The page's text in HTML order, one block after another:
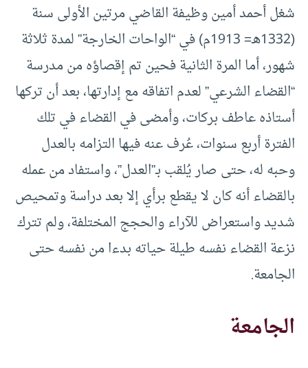
شغل أحمد أمين وظيفة القاضي مرتين الأولى سنة
(1332هـ= 1913م) في “الواحات الخارجة” لمدة ثلاثة
شهور، أما المرة الثانية فحين تم إقصاؤه من مدرسة
“القضاء الشرعي” لعدم اتفاقه مع إدارتها، بعد أن تركها
أستاذه عاطف بركات، وأمضى في القضاء في تلك
الفترة أربع سنوات، عُرف عنه فيها التزامه بالعدل
وحبه له، حتى صار يُلقب بـ”العدل”، واستفاد من عمله
بالقضاء أنه كان لا يقطع برأي إلا بعد دراسة وتمحيص
شديد واستعراض للآراء والحجج المختلفة، ولم تترك
نزعة القضاء نفسه طيلة حياته بدءا من نفسه حتى
الجامعة.
الجامعة